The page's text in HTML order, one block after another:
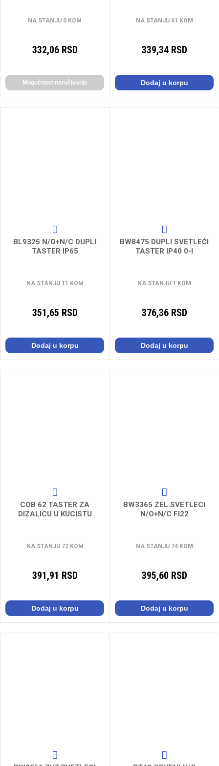
NA STANJU 0 KOM
332,06 RSD
Mogućnost naručivanja
NA STANJU 61 KOM
339,34 RSD
Dodaj u korpu
BL9325 N/O+N/C DUPLI
TASTER IP65
NA STANJU 11 KOM
351,65 RSD
Dodaj u korpu
BW8475 DUPLI SVETLEĆI
TASTER IP40 0-I
NA STANJU 1 KOM
376,36 RSD
Dodaj u korpu
COB 62 TASTER ZA
DIZALICU U KUCISTU
NA STANJU 72 KOM
391,91 RSD
Dodaj u korpu
BW3365 ZEL.SVETLECI
N/O+N/C FI22
NA STANJU 74 KOM
395,60 RSD
Dodaj u korpu